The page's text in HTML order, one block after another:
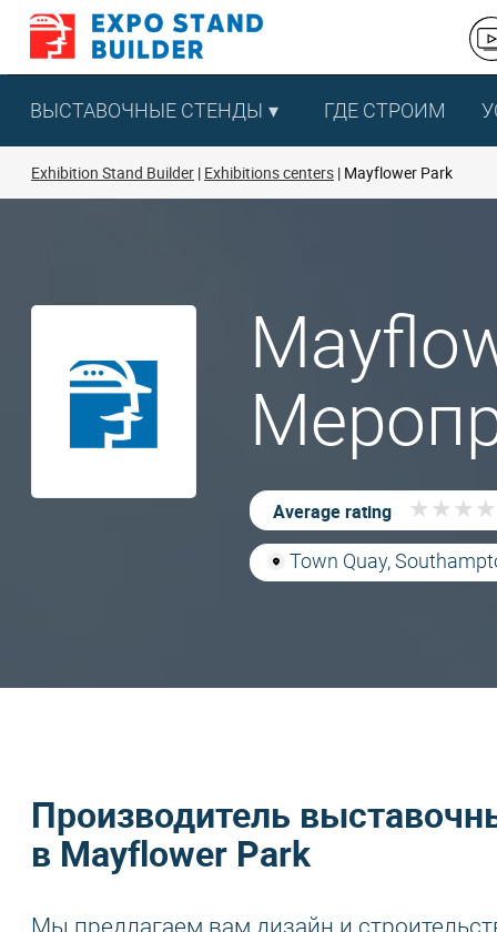
Перейти
содержанию
ВЫСТАВОЧНЫЕ СТЕНДЫ ГДЕ СТРОИМ
Exhibition Stand Builder Exhibitions centers Mayflower Park
Average rating ★ ★ ★ ★
★ ★ ★ ★
Town Quay,
Производитель
в Mayflower Park
Мы предлагаем вам дизайн и